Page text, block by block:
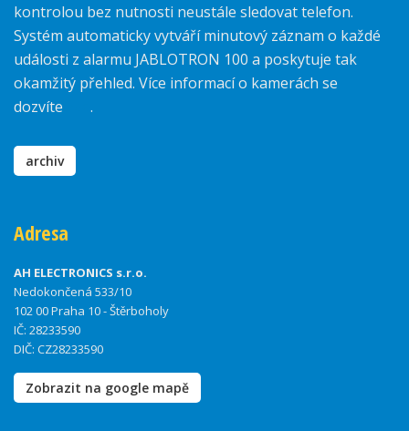
kontrolou bez nutnosti neustále sledovat telefon.
Systém automaticky vytváří minutový záznam o každé
události z alarmu JABLOTRON 100 a poskytuje tak
okamžitý přehled. Více informací o kamerách se
dozvíte
.
archiv
Adresa
AH ELECTRONICS s.r.o.
Nedokončená 533/10
102 00 Praha 10 - Štěrboholy
IČ: 28233590
DIČ: CZ28233590
Zobrazit na google mapě